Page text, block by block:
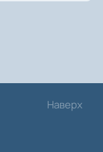
Наверх